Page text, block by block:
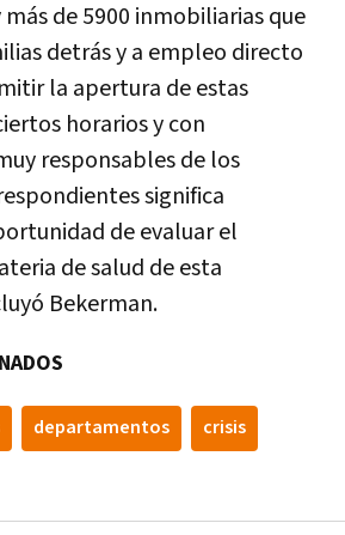
de 5900 inmobiliarias que
detrás y a empleo directo
la apertura de estas
horarios y con
responsables de los
significa
de evaluar el
de salud de esta
Bekerman.
departamentos crisis